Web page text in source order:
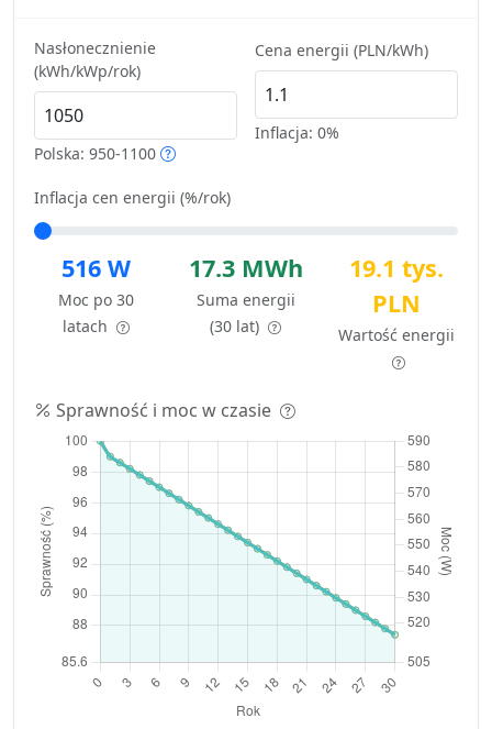
Nasłonecznienie
(kWh/kWp/rok)
Polska: 950-1100
Cena energii (PLN/kWh)
Inflacja: 0%
Inflacja cen energii (%/rok)
516 W
Moc po 30
latach
17.3 MWh
Suma energii
(30 lat)
19.1 tys.
PLN
Wartość energii
Sprawność i moc w czasie